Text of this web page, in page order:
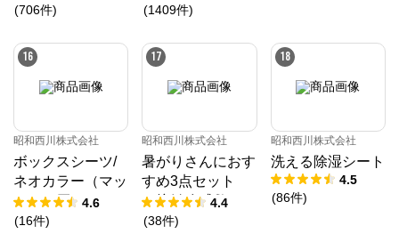
(706件)
(1409件)
16
昭和西川株式会社
ボックスシーツ/
ネオカラー（マッ
トレス厚み23㎝
まで対応）
4.6
(16件)
17
昭和西川株式会社
暑がりさんにおす
すめ3点セット
（接触冷感敷きパ
ッド、接触冷感ケ
4.4
(38件)
18
昭和西川株式会社
洗える除湿シート
4.5
(86件)